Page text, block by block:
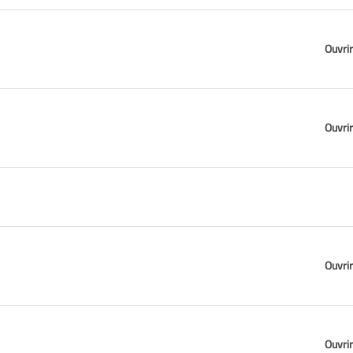
Ouvrir
Ouvrir
Ouvrir
Ouvrir